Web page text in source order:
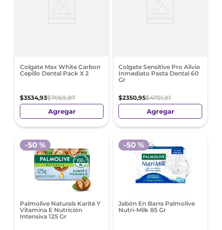
Colgate Max White Carbon
Cepillo Dental Pack X 2
$3534,93$7069,87
Agregar
Colgate Sensitive Pro Alivio
Inmediato Pasta Dental 60
Gr
$2350,95$4701,91
Agregar
Palmolive Naturals Karité Y
Vitamina E Nutrición
Intensiva 125 Gr
-50 %
Jabón En Barra Palmolive
Nutri-Milk 85 Gr
-50 %